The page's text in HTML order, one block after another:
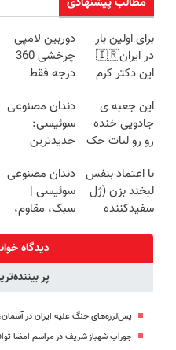
برای اولین بار
در ایران🇮🇷
این دکتر کرم
روزه ساخت!
دوربین لامپی
چرخشی 360
درجه فقط
🔥 پرداخت
درب منزل
این جعبه ی
جادویی خنده
رو رو لبات حک
خرید40%تخفیف
دندان مصنوعی
سوئیسی:
جدیدترین
سبک و مقاوم |
پرداخت قسطی
با اعتماد بنفس
لبخند بزن (ژل
سفیدکننده
دندان مصنوعی
سوئیسی |
سبک، مقاوم،
رایگان+پرداخت
اقساطی😍
دیدگاه
پر
پس‌لرزه‌های جنگ علیه ایران در
جوراب‌ شهباز شریف در مراسم امضا